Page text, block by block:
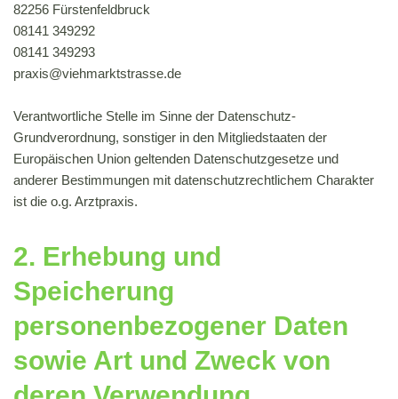
82256 Fürstenfeldbruck
08141 349292
08141 349293
praxis@viehmarktstrasse.de
Verantwortliche Stelle im Sinne der Datenschutz-
Grundverordnung, sonstiger in den Mitgliedstaaten der
Europäischen Union geltenden Datenschutzgesetze und
anderer Bestimmungen mit datenschutzrechtlichem Charakter
ist die o.g. Arztpraxis.
2. Erhebung und
Speicherung
personenbezogener Daten
sowie Art und Zweck von